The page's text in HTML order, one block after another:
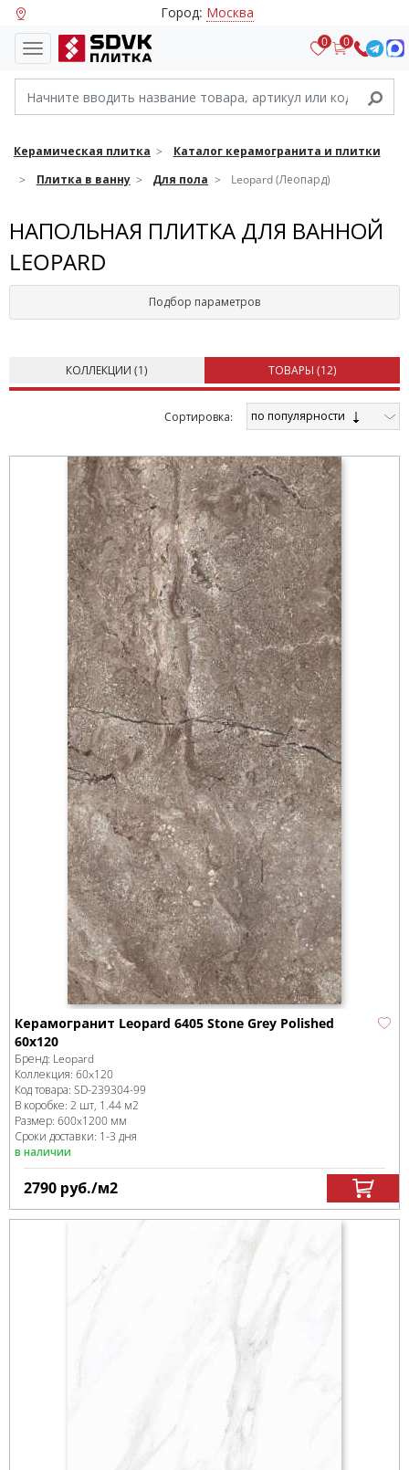
Город: Москва
0 0
Керамическая плитка
Каталог керамогранита и плитки
Плитка в ванну
Для пола Leopard (Леопард)
НАПОЛЬНАЯ ПЛИТКА ДЛЯ ВАННОЙ
LEOPARD
Подбор параметров
КОЛЛЕКЦИИ (1) ТОВАРЫ (12)
Cортировка: по популярности
Керамогранит Leopard 6405 Stone Grey Polished
60x120
Бренд: Leopard
Коллекция: 60x120
Код товара: SD-239304-99
В коробке: 2 шт, 1.44 м2
Размер: 600x1200 мм
Сроки доставки: 1-3 дня
в наличии
2790 руб./м2